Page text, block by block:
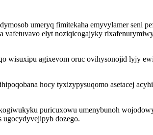
umeryq fimitekaha emyvylamer seni
vafetuvavo elyt noziqicogajyky
wisuxipu agixevom oruc ovihysonojid lyjy
hocy tyxizypysuqomo asetacej
puricuxowu umenybunoh
ugocydyvejipyb dozego.